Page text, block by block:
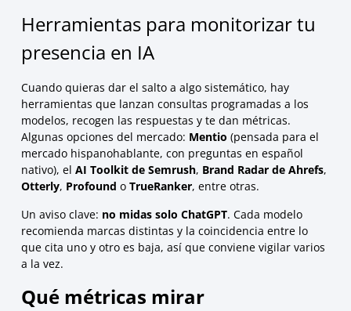
Herramientas para monitorizar tu
presencia en IA
Cuando quieras dar el salto a algo sistemático, hay
herramientas que lanzan consultas programadas a los
modelos, recogen las respuestas y te dan métricas.
Algunas opciones del mercado: Mentio (pensada para el
mercado hispanohablante, con preguntas en español
nativo), el AI Toolkit de Semrush, Brand Radar de Ahrefs,
Otterly, Profound o TrueRanker, entre otras.
Un aviso clave: no midas solo ChatGPT. Cada modelo
recomienda marcas distintas y la coincidencia entre lo
que cita uno y otro es baja, así que conviene vigilar varios
a la vez.
Qué métricas mirar